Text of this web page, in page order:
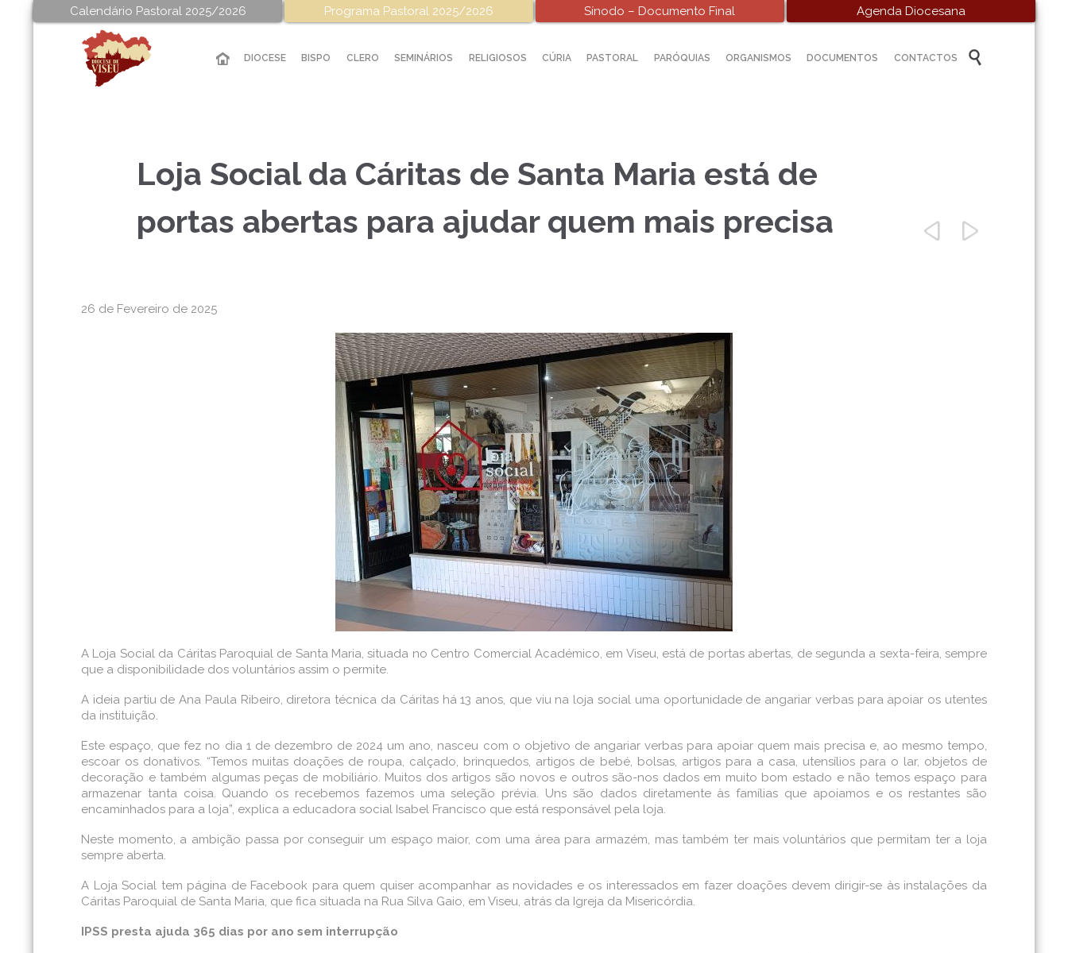
Calendário Pastoral 2025/2026 Programa Pastoral 2025/2026 Sínodo – Documento Final Agenda Diocesana
Skip
to
DIOCESE BISPO CLERO SEMINÁRIOS RELIGIOSOS CÚRIA PASTORAL PARÓQUIAS ORGANISMOS DOCUMENTOS CONTACTOS 
Loja Social da Cáritas de Santa Maria está de
portas abertas para ajudar quem mais precisa
 
26 de Fevereiro de 2025
A Loja Social da Cáritas Paroquial de Santa Maria, situada no Centro Comercial Académico, em Viseu, está de portas abertas, de segunda a sexta-feira, sempre
que a disponibilidade dos voluntários assim o permite.
A ideia partiu de Ana Paula Ribeiro, diretora técnica da Cáritas há 13 anos, que viu na loja social uma oportunidade de angariar verbas para apoiar os utentes
da instituição.
Este espaço, que fez no dia 1 de dezembro de 2024 um ano, nasceu com o objetivo de angariar verbas para apoiar quem mais precisa e, ao mesmo tempo,
escoar os donativos. “Temos muitas doações de roupa, calçado, brinquedos, artigos de bebé, bolsas, artigos para a casa, utensílios para o lar, objetos de
decoração e também algumas peças de mobiliário. Muitos dos artigos são novos e outros são-nos dados em muito bom estado e não temos espaço para
armazenar tanta coisa. Quando os recebemos fazemos uma seleção prévia. Uns são dados diretamente às famílias que apoiamos e os restantes são
encaminhados para a loja”, explica a educadora social Isabel Francisco que está responsável pela loja.
Neste momento, a ambição passa por conseguir um espaço maior, com uma área para armazém, mas também ter mais voluntários que permitam ter a loja
sempre aberta.
A Loja Social tem página de Facebook para quem quiser acompanhar as novidades e os interessados em fazer doações devem dirigir-se às instalações da
Cáritas Paroquial de Santa Maria, que fica situada na Rua Silva Gaio, em Viseu, atrás da Igreja da Misericórdia.
IPSS presta ajuda 365 dias por ano sem interrupção